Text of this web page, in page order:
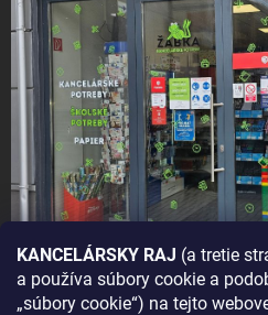
KANCELÁRSKY RAJ (a tretie
a používa súbory cookie a
„súbory cookie“) na tejto
AKO SA K NÁM DOSTANETE?